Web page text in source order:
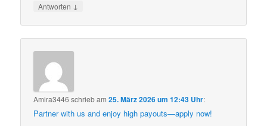
Antworten ↓
Amira3446 schriebam25. März 2026 um 12:43 Uhr:
Partner with us and enjoy high payouts—apply now!